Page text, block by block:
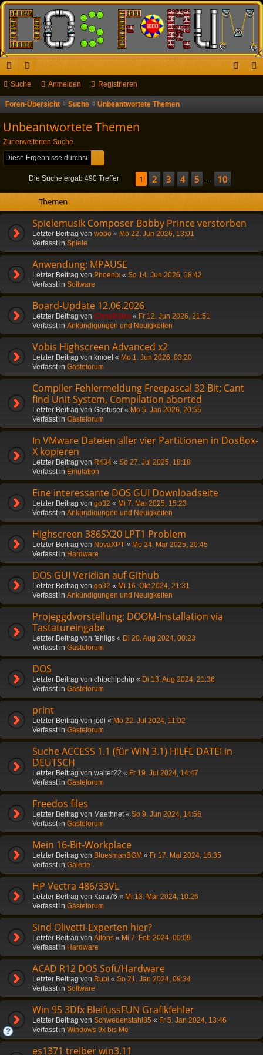
ch
ne
ug
riff
or
en
Suche Anmelden Registrieren
Foren-Übersicht Suche Unbeantwortete Themen
Unbeantwortete Themen
Zur erweiterten Suche
Die Suche ergab 490 Treffer Seite1 von 10
1 2 3 4 5 … 10
Themen
Spielemusik Composer Bobby Prince verstorben
Letzter Beitrag von wobo « Mo 22. Jun 2026, 13:01
Verfasst in Spiele
Anwendung: MPAUSE
Letzter Beitrag von Phoenix « So 14. Jun 2026, 18:42
Verfasst in Software
Board-Update 12.06.2026
Letzter Beitrag von ChrisR3tro « Fr 12. Jun 2026, 21:51
Verfasst in Ankündigungen und Neuigkeiten
Vobis Highscreen Advanced x2
Letzter Beitrag von kmoel « Mo 1. Jun 2026, 03:20
Verfasst in Gästeforum
Compiler Fehlermeldung Freepascal 32 Bit; Cant
find Unit System, Compilation aborted
Letzter Beitrag von Gastuser « Mo 5. Jan 2026, 20:55
Verfasst in Gästeforum
In VMware Dateien aller vier Partitionen in DosBox-
X kopieren
Letzter Beitrag von R434 « So 27. Jul 2025, 18:18
Verfasst in Emulation
Eine interessante DOS GUI Downloadseite
Letzter Beitrag von go32 « Mi 7. Mai 2025, 15:23
Verfasst in Ankündigungen und Neuigkeiten
Highscreen 386SX20 LPT1 Problem
Letzter Beitrag von NovaXPT « Mo 24. Mär 2025, 20:45
Verfasst in Hardware
DOS GUI Veridian auf Github
Letzter Beitrag von go32 « Mi 16. Okt 2024, 21:31
Verfasst in Ankündigungen und Neuigkeiten
Projeggdvorstellung: DOOM-Installation via
Tastatureingabe
Letzter Beitrag von fehligs « Di 20. Aug 2024, 00:23
Verfasst in Gästeforum
DOS
Letzter Beitrag von chipchipchip « Di 13. Aug 2024, 21:36
Verfasst in Gästeforum
print
Letzter Beitrag von jodi « Mo 22. Jul 2024, 11:02
Verfasst in Gästeforum
Suche ACCESS 1.1 (für WIN 3.1) HILFE DATEI in
DEUTSCH
Letzter Beitrag von walter22 « Fr 19. Jul 2024, 14:47
Verfasst in Gästeforum
Freedos files
Letzter Beitrag von Maethnet« So 9. Jun 2024, 14:56
Verfasst in Gästeforum
Mein 16-Bit-Workplace
Letzter Beitrag von BluesmanBGM « Fr 17. Mai 2024, 16:35
Verfasst in Galerie
HP Vectra 486/33VL
Letzter Beitrag von Kara76 « Mi 13. Mär 2024, 10:26
Verfasst in Gästeforum
Sind Olivetti-Experten hier?
Letzter Beitrag von Alfons « Mi 7. Feb 2024, 00:09
Verfasst in Hardware
ACAD R12 DOS Soft/Hardware
Letzter Beitrag von Rubi « So 21. Jan 2024, 09:34
Verfasst in Software
Win 95 3Dfx BleifussFUN Grafikfehler
Letzter Beitrag von Schwedenstahl85 « Fr 5. Jan 2024, 13:46
Verfasst in Windows 9x bis Me
es1371 treiber win3.11